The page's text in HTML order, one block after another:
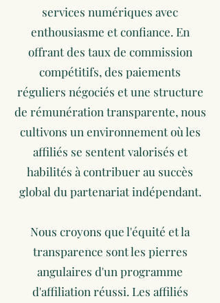
services numériques avec
enthousiasme et confiance. En
offrant des taux de commission
compétitifs, des paiements
réguliers négociés et une structure
de rémunération transparente, nous
cultivons un environnement où les
affiliés se sentent valorisés et
habilités à contribuer au succès
global du partenariat indépendant.
Nous croyons que l'équité et la
transparence sont les pierres
angulaires d'un programme
d'affiliation réussi. Les affiliés